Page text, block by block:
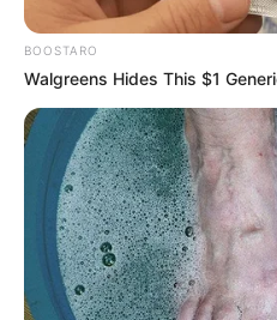
Baca juga:Biodata, Profil, dan
BOOSTARO
Walgreens Hides This $1